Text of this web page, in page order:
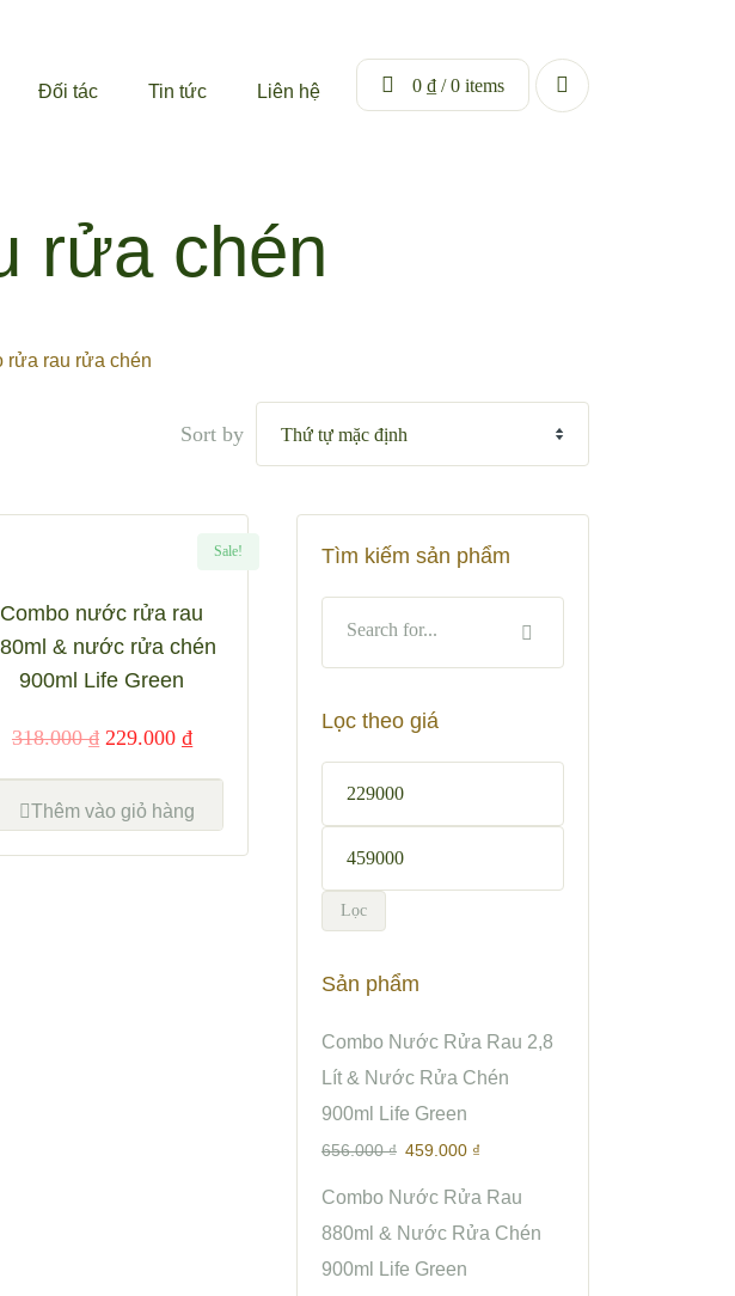
Đối tác Tin tức Liên hệ 0 ₫ / 0 items
rửa chén
rửa rau rửa chén
Sort by
Sale!
Combo nước rửa rau
& nước rửa chén
900ml Life Green
318.000₫ 229.000 ₫
Thêm vào giỏ hàng
Tìm kiếm sản phẩm
Lọc theo giá
Lọc
Sản phẩm
Combo Nước Rửa Rau 2,8
Lít & Nước Rửa Chén
900ml Life Green
656.000₫ 459.000 ₫
Combo Nước Rửa Rau
880ml & Nước Rửa Chén
900ml Life Green